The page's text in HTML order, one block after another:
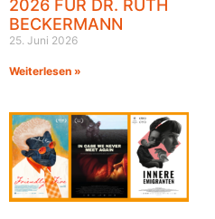
2026 FÜR DR. RUTH
BECKERMANN
25. Juni 2026
Weiterlesen »